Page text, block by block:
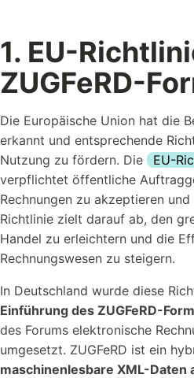
Workstool makes team work.
Kreativ.
1. EU-
ZUGFeRD-
Die Europäische Union hat die
erkannt und entsprechende
Nutzung zu fördern. Die
EU-
verpflichtet öffentliche
Rechnungen zu akzeptieren
Richtlinie zielt darauf ab, den
Handel zu erleichtern und die
Rechnungswesen zu steigern.
In Deutschland wurde diese
Einführung des ZUGFeRD-
des Forums elektronische
umgesetzt. ZUGFeRD ist ein
maschinenlesbare XML-Daten